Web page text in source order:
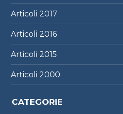
Articoli2017
Articoli2016
Articoli2015
Articoli2000
CATEGORIE